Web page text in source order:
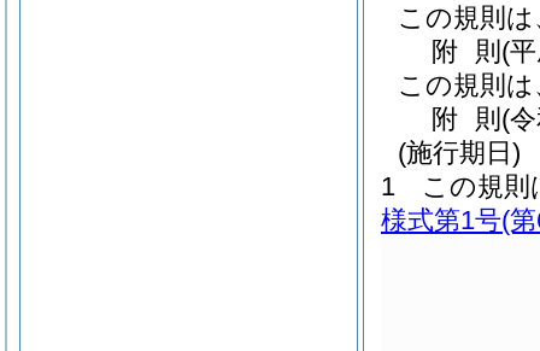
この規則
附 則 (
この規則
附 則 (
(施行期日)
1
この規則
様式第1号(